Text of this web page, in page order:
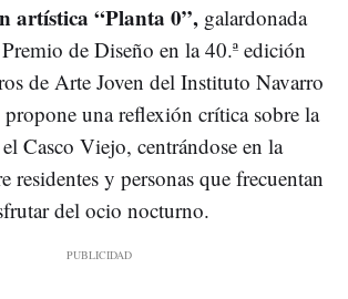
artística “Planta 0”, galardonada
de Diseño en la 40.ª edición
de Arte Joven del Instituto Navarro
una reflexión crítica sobre la
Casco Viejo, centrándose en la
residentes y personas que frecuentan
del ocio nocturno.